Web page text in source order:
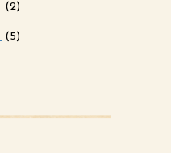
(2)
(5)